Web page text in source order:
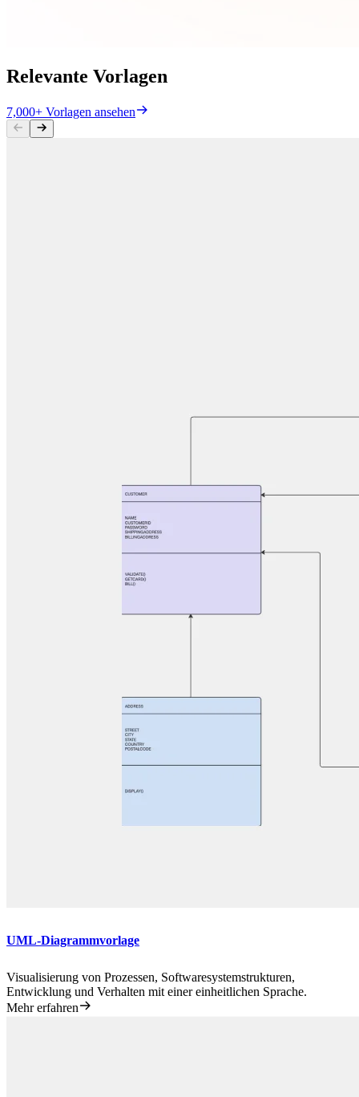
Relevante Vorlagen
7,000+ Vorlagen ansehen
UML-Diagrammvorlage
Visualisierung von Prozessen, Softwaresystemstrukturen,
Entwicklung und Verhalten mit einer einheitlichen Sprache.
Mehr erfahren